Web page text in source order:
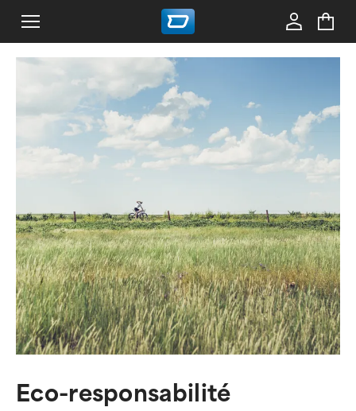
Eco-responsabilité